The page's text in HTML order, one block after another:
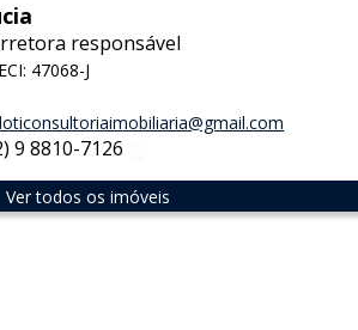
responsável
47068-J
9 8810-7126
Ver todos os imóveis